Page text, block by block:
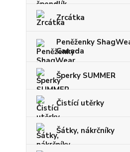
Zrcátka
Peněženky
Canada
Šperky SUMMER
Čistící utěrky
Šátky, nákrčníky